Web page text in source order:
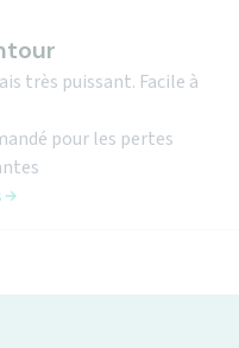
très puissant. Facile à
pour les pertes